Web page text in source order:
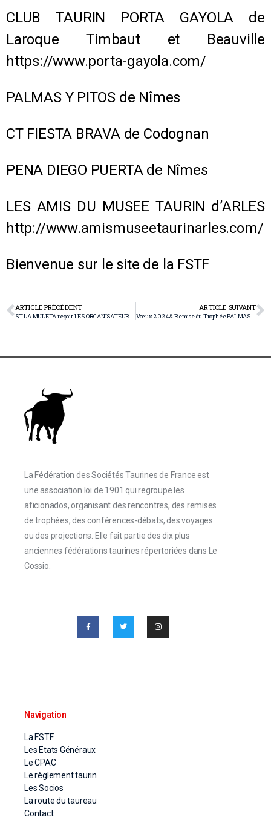
CLUB TAURIN PORTA GAYOLA de
Laroque Timbaut et Beauville
https://www.porta-gayola.com/
PALMAS Y PITOS de Nîmes
CT FIESTA BRAVA de Codognan
PENA DIEGO PUERTA de Nîmes
LES AMIS DU MUSEE TAURIN d’ARLES
http://www.amismuseetaurinarles.com/
Bienvenue sur le site de la FSTF
ARTICLE PRÉCÉDENT
ST LA MULETA reçoit LES ORGANISATEURS D’ORTHEZ ce soir 19 H
ARTICLE SUIVANT
Vœux 2024 & Remise du Trophée PALMAS 2023
La Fédération des Sociétés Taurines de France est
une association loi de 1901 qui regroupe les
aficionados, organisant des rencontres, des remises
de trophées, des conférences-débats, des voyages
ou des projections. Elle fait partie des dix plus
anciennes fédérations taurines répertoriées dans Le
Cossio.
Navigation
La FSTF
Les Etats Généraux
Le CPAC
Le règlement taurin
Les Socios
La route du taureau
Contact